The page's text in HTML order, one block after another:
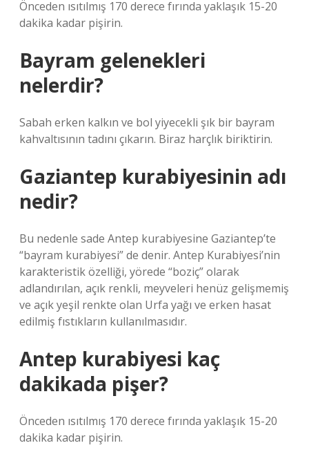
Önceden ısıtılmış 170 derece fırında yaklaşık 15-20
dakika kadar pişirin.
Bayram gelenekleri
nelerdir?
Sabah erken kalkın ve bol yiyecekli şık bir bayram
kahvaltısının tadını çıkarın. Biraz harçlık biriktirin.
Gaziantep kurabiyesinin adı
nedir?
Bu nedenle sade Antep kurabiyesine Gaziantep’te
“bayram kurabiyesi” de denir. Antep Kurabiyesi’nin
karakteristik özelliği, yörede “boziç” olarak
adlandırılan, açık renkli, meyveleri henüz gelişmemiş
ve açık yeşil renkte olan Urfa yağı ve erken hasat
edilmiş fıstıkların kullanılmasıdır.
Antep kurabiyesi kaç
dakikada pişer?
Önceden ısıtılmış 170 derece fırında yaklaşık 15-20
dakika kadar pişirin.